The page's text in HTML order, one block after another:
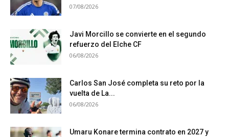
07/08/2026
Javi Morcillo se convierte en el segundo
refuerzo del Elche CF
06/08/2026
Carlos San José completa su reto por la
vuelta de La...
06/08/2026
Umaru Konare termina contrato en 2027 y